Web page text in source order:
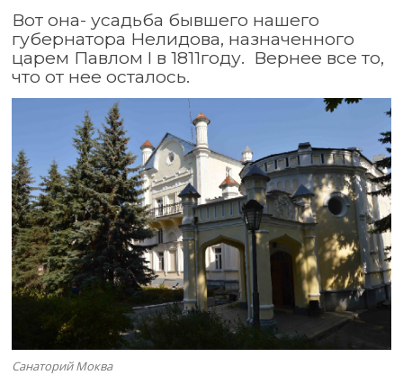
Вот она- усадьба бывшего нашего
губернатора Нелидова, назначенного
царем Павлом I в 1811году. Вернее все то,
что от нее осталось.
Санаторий Моква